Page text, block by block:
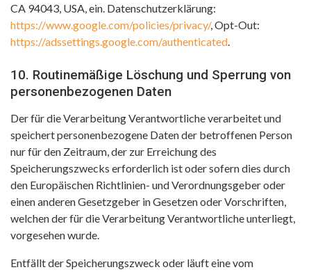
CA 94043, USA, ein. Datenschutzerklärung:
https://www.google.com/policies/privacy/, Opt-Out:
https://adssettings.google.com/authenticated.
10. Routinemäßige Löschung und Sperrung von
personenbezogenen Daten
Der für die Verarbeitung Verantwortliche verarbeitet und
speichert personenbezogene Daten der betroffenen Person
nur für den Zeitraum, der zur Erreichung des
Speicherungszwecks erforderlich ist oder sofern dies durch
den Europäischen Richtlinien- und Verordnungsgeber oder
einen anderen Gesetzgeber in Gesetzen oder Vorschriften,
welchen der für die Verarbeitung Verantwortliche unterliegt,
vorgesehen wurde.
Entfällt der Speicherungszweck oder läuft eine vom